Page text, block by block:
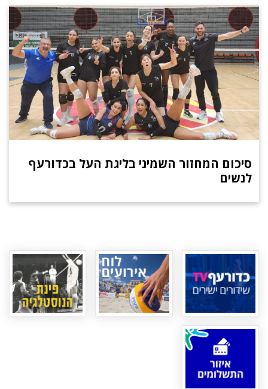
סיכום המחזור השמיני בליגת העל בכדורעף
לנשים